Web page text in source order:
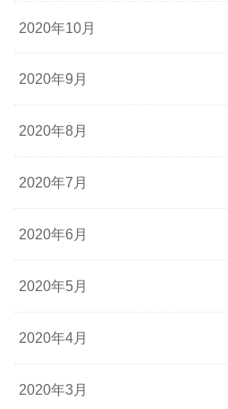
2020年10月
2020年9月
2020年8月
2020年7月
2020年6月
2020年5月
2020年4月
2020年3月